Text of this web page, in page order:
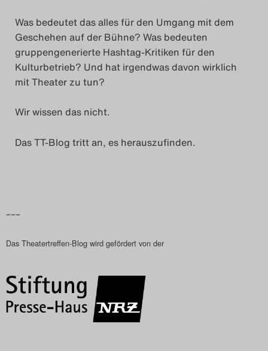
Was bedeutet das alles für den Umgang mit dem
Geschehen auf der Bühne? Was bedeuten
gruppengenerierte Hashtag-Kritiken für den
Kulturbetrieb? Und hat irgendwas davon wirklich
mit Theater zu tun?
Wir wissen das nicht.
Das TT-Blog tritt an, es herauszufinden.
–––
Das Theatertreffen-Blog wird gefördert von der